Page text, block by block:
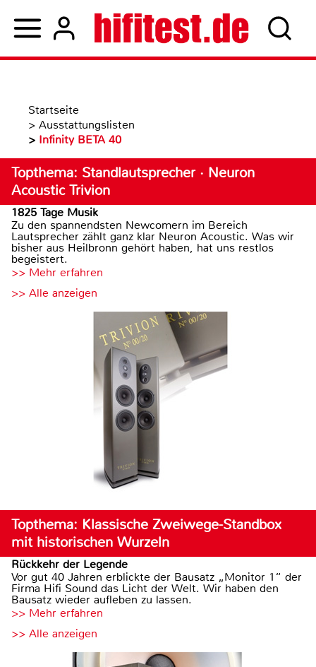
Startseite
> Ausstattungslisten
> Infinity BETA 40
Topthema: Standlautsprecher · Neuron
Acoustic Trivion
1825 Tage Musik
Zu den spannendsten Newcomern im Bereich
Lautsprecher zählt ganz klar Neuron Acoustic. Was wir
bisher aus Heilbronn gehört haben, hat uns restlos
begeistert.
>> Mehr erfahren
>> Alle anzeigen
Topthema: Klassische Zweiwege-Standbox
mit historischen Wurzeln
Rückkehr der Legende
Vor gut 40 Jahren erblickte der Bausatz „Monitor 1“ der
Firma Hifi Sound das Licht der Welt. Wir haben den
Bausatz wieder aufleben zu lassen.
>> Mehr erfahren
>> Alle anzeigen